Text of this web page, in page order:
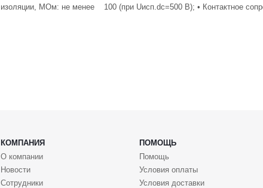
изоляции, МОм: не менее 100 (при Uисп.dc=500 В); • Контактное
КОМПАНИЯ ПОМОЩЬ
О компании
Новости
Сотрудники
Помощь
Условия оплаты
Условия доставки